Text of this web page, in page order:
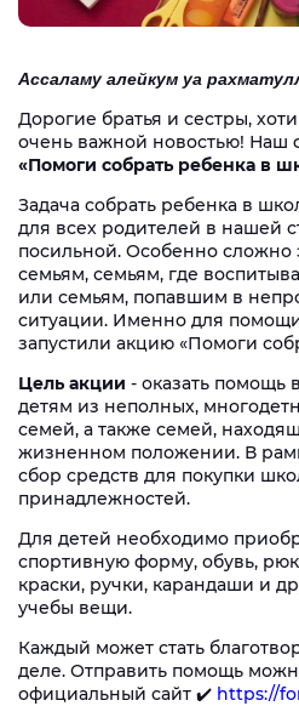
Ассаламу алейкум уа
Дорогие братья и сестры,
очень важной новостью! Наш
«Помоги собрать ребенка в
Задача собрать ребенка в
для всех родителей в нашей
посильной. Особенно сложно
семьям, семьям, где
или семьям, попавшим в
ситуации. Именно для
запустили акцию «Помоги
Цель акции - оказать помощь
детям из неполных,
семей, а также семей,
жизненном положении. В
сбор средств для покупки
принадлежностей.
Для детей необходимо
спортивную форму, обувь,
краски, ручки, карандаши и
учебы вещи.
Каждый может стать
деле. Отправить помощь
официальный сайт ✔️ https://